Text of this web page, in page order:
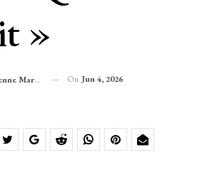
»
Marechal On Jun 4, 2026